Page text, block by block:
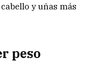
y uñas más
peso